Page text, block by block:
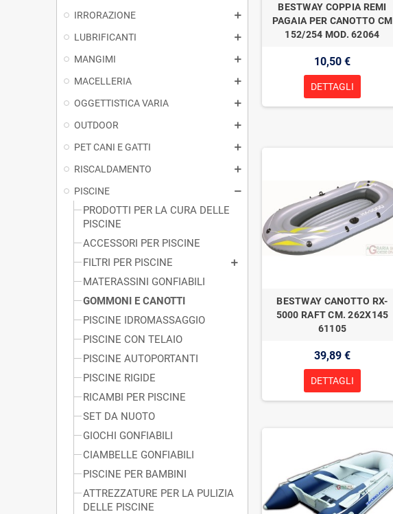
IRRORAZIONE
LUBRIFICANTI
MANGIMI
MACELLERIA
OGGETTISTICA VARIA
OUTDOOR
PET CANI E GATTI
RISCALDAMENTO
PISCINE
PRODOTTI PER LA CURA DELLE
PISCINE
ACCESSORI PER PISCINE
FILTRI PER PISCINE
MATERASSINI GONFIABILI
GOMMONI E CANOTTI
PISCINE IDROMASSAGGIO
PISCINE CON TELAIO
PISCINE AUTOPORTANTI
PISCINE RIGIDE
RICAMBI PER PISCINE
SET DA NUOTO
GIOCHI GONFIABILI
CIAMBELLE GONFIABILI
PISCINE PER BAMBINI
ATTREZZATURE PER LA PULIZIA
DELLE PISCINE
BESTWAY COPPIA REMI
PAGAIA PER CANOTTO CM
152/254 MOD. 62064
10,50 €
DETTAGLI
BESTWAY CANOTTO RX-
5000 RAFT CM. 262X145
61105
39,89 €
DETTAGLI